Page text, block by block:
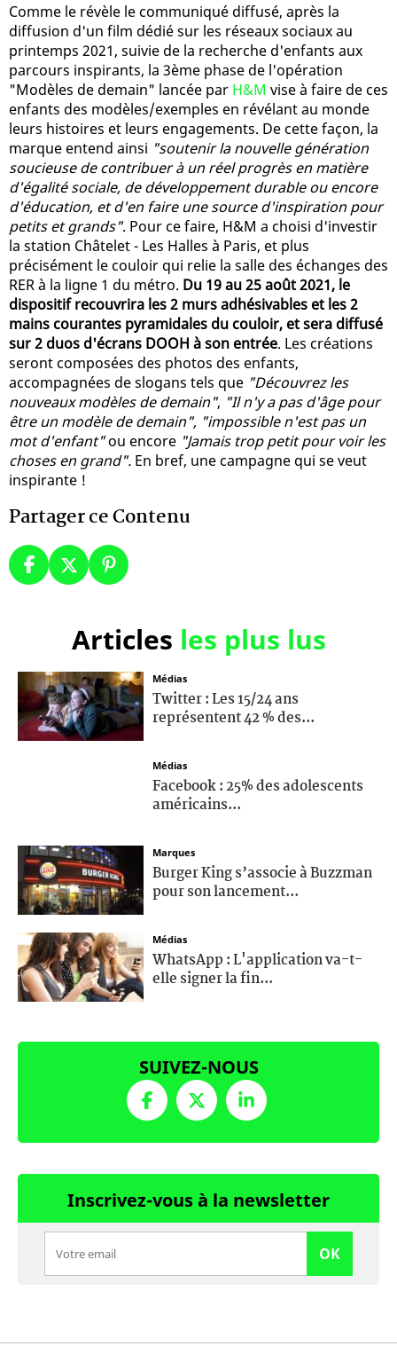
Comme le révèle le communiqué diffusé, après la
diffusion d'un film dédié sur les réseaux sociaux au
printemps 2021, suivie de la recherche d'enfants aux
parcours inspirants, la 3ème phase de l'opération
"Modèles de demain" lancée par H&M vise à faire de ces
enfants des modèles/exemples en révélant au monde
leurs histoires et leurs engagements. De cette façon, la
marque entend ainsi "soutenir la nouvelle génération
soucieuse de contribuer à un réel progrès en matière
d'égalité sociale, de développement durable ou encore
d'éducation, et d'en faire une source d'inspiration pour
petits et grands". Pour ce faire, H&M a choisi d'investir
la station Châtelet - Les Halles à Paris, et plus
précisément le couloir qui relie la salle des échanges des
RER à la ligne 1 du métro. Du 19 au 25 août 2021, le
dispositif recouvrira les 2 murs adhésivables et les 2
mains courantes pyramidales du couloir, et sera diffusé
sur 2 duos d'écrans DOOH à son entrée. Les créations
seront composées des photos des enfants,
accompagnées de slogans tels que "Découvrez les
nouveaux modèles de demain", "Il n'y a pas d'âge pour
être un modèle de demain", "impossible n'est pas un
mot d'enfant"ou encore "Jamais trop petit pour voir les
choses en grand". En bref, une campagne qui se veut
inspirante !
Partager ce Contenu
Articles les plus lus
Médias
Twitter : Les 15/24 ans
représentent 42 % des...
Médias
Facebook : 25% des adolescents
américains...
Marques
Burger King s’associe à Buzzman
pour son lancement...
Médias
WhatsApp : L'application va-t-
elle signer la fin...
SUIVEZ-NOUS
Inscrivez-vous à la newsletter
OK